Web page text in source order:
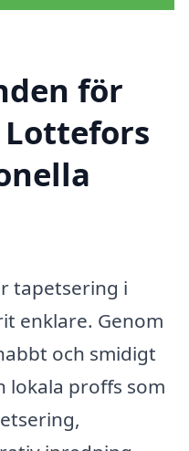
för
tapetsering i
enklare. Genom
och smidigt
lokala proffs som